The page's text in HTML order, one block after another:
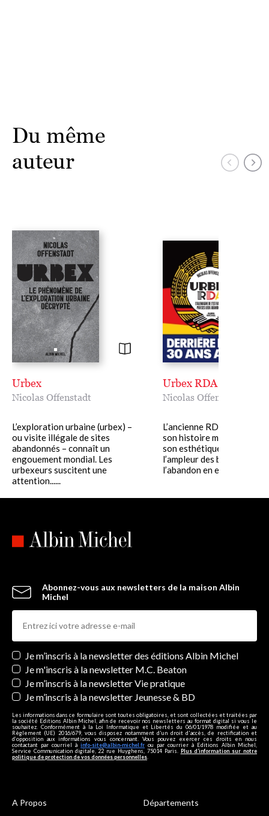
Du même
auteur
Urbex
Nicolas Offenstadt
L’exploration urbaine (urbex) –
ou visite illégale de sites
abandonnés – connaît un
engouement mondial. Les
urbexeurs suscitent une
attention......
Urbex RDA
Nicolas Offenstadt
L’ancienne RDA fascine,
son histoire méconnue
son esthétique. Le nombre
l’ampleur des bâtiments à
l’abandon en ex-Allemagne
Abonnez-vous aux newsletters de la maison Albin
Michel
Newsletters
Je m’inscris à la newsletter des éditions Albin Michel
Je m'inscris à la newsletter M.C. Beaton
Je m’inscris à la newsletter Vie pratique
Je m’inscris à la newsletter Jeunesse & BD
Les informations dans ce formulaire sont toutes obligatoires, et sont collectées et traitées par
la société Editions Albin Michel, afin de recevoir nos newsletters au format digital si vous le
souhaitez. Conformément à la Loi Informatique et Libertés du 06/01/1978 modifiée et au
Règlement (UE) 2016/679, vous disposez notamment d'un droit d'accès, de rectification et
d’opposition aux informations vous concernant. Vous pouvez exercer ces droits en nous
contactant par courriel à info-site@albin-michel.fr ou par courrier à Editions Albin Michel,
Service Communication digitale, 22 rue Huyghens, 75014 Paris. Plus d’information sur notre
politique de protection de vos données personnelles
A Propos Départements